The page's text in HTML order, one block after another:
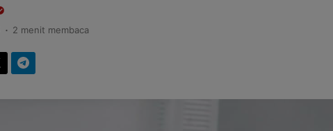
. 2 menit membaca